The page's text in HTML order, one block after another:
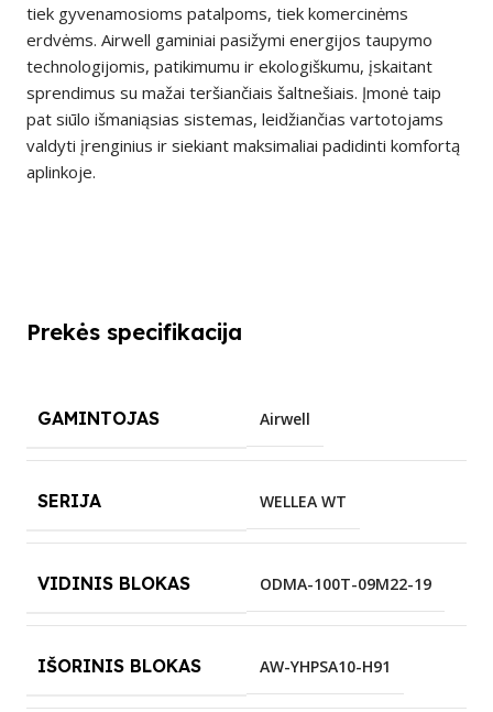
tiek gyvenamosioms patalpoms, tiek komercinėms
erdvėms. Airwell gaminiai pasižymi energijos taupymo
technologijomis, patikimumu ir ekologiškumu, įskaitant
sprendimus su mažai teršiančiais šaltnešiais. Įmonė taip
pat siūlo išmaniąsias sistemas, leidžiančias vartotojams
valdyti įrenginius ir siekiant maksimaliai padidinti komfortą
aplinkoje.
Prekės specifikacija
GAMINTOJAS Airwell
SERIJA WELLEA WT
VIDINIS BLOKAS ODMA-100T-09M22-19
IŠORINIS BLOKAS AW-YHPSA10-H91